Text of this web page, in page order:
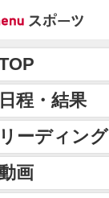
日程・結果
リーディング
画